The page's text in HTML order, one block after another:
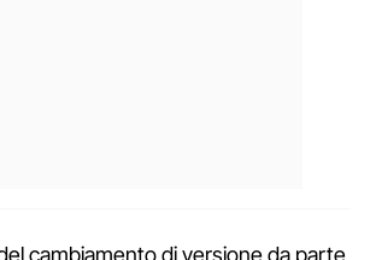
cambiamento di versione da parte